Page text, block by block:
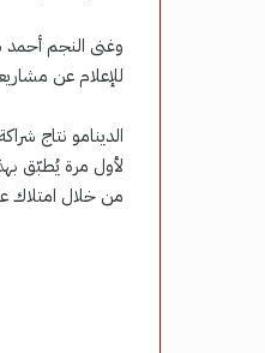
وغنى النجم
للإعلام عن
لأول مرة يُطبّق
من خلال امتلاك